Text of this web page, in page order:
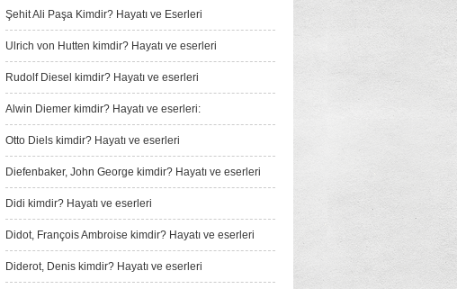
Şehit Ali Paşa Kimdir? Hayatı ve Eserleri
Ulrich von Hutten kimdir? Hayatı ve eserleri
Rudolf Diesel kimdir? Hayatı ve eserleri
Alwin Diemer kimdir? Hayatı ve eserleri:
Otto Diels kimdir? Hayatı ve eserleri
Diefenbaker, John George kimdir? Hayatı ve eserleri
Didi kimdir? Hayatı ve eserleri
Didot, François Ambroise kimdir? Hayatı ve eserleri
Diderot, Denis kimdir? Hayatı ve eserleri